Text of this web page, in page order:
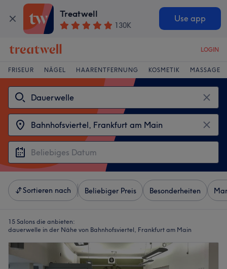
Treatwell
130K
Use app
LOGIN
FRISEUR NÄGEL HAARENTFERNUNG KOSMETIK MASSAGE
Sortieren nach Beliebiger Preis Besonderheiten
15 Salons die anbieten:
dauerwelle in der Nähe von Bahnhofsviertel, Frankfurt am Main